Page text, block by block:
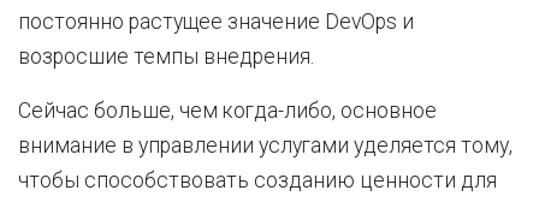
постоянно растущее значение DevOps и
возросшие темпы внедрения.
Сейчас больше, чем когда-либо, основное
внимание в управлении услугами уделяется тому,
чтобы способствовать созданию ценности для